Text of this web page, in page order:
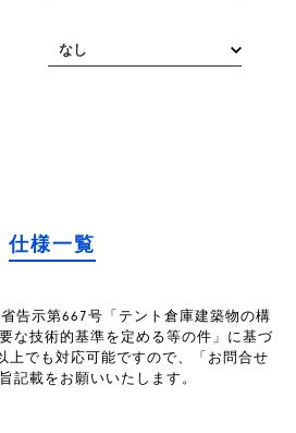
仕様一覧
告示第667号「テント倉庫建築物の構
な技術的基準を定める等の件」に基づ
上でも対応可能ですので、「お問合せ
記載をお願いいたします。